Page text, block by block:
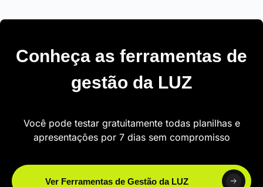
Conheça as ferramentas de
gestão da LUZ
Você pode testar gratuitamente todas planilhas e
apresentações por 7 dias sem compromisso
Ver Ferramentas de Gestão da LUZ